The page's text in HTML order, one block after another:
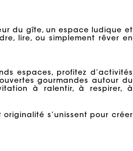
du gîte, un espace ludique et
lire, ou simplement rêver en
espaces, profitez d’activités
gourmandes autour du
à ralentir, à respirer, à
s’unissent pour créer